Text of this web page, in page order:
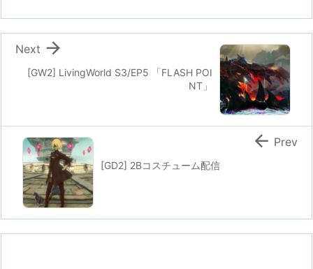
[GW2] LivingWorld S3/EP5 「FLASH POI
NT」

Next
[GD2] 2Bコスチューム配信
 Prev